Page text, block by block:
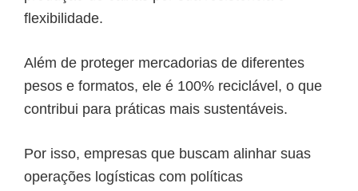
flexibilidade.
Além de proteger mercadorias de diferentes
pesos e formatos, ele é 100% reciclável, o que
contribui para práticas mais sustentáveis.
Por isso, empresas que buscam alinhar suas
operações logísticas com políticas